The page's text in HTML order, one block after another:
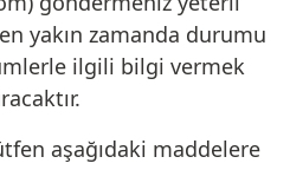
yakın zamanda durumu
ilgili bilgi vermek
aşağıdaki maddelere